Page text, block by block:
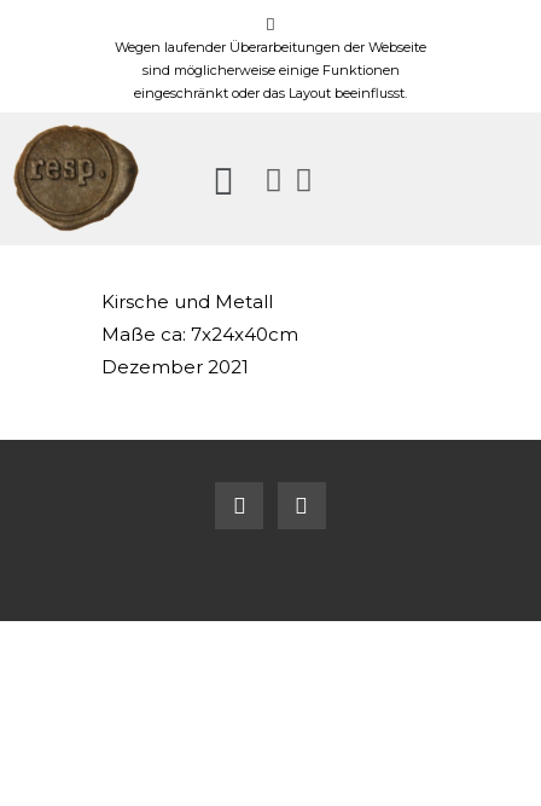
Wegen laufender Überarbeitungen der Webseite
sind möglicherweise einige Funktionen
eingeschränkt oder das Layout beeinflusst.
Kirsche und Metall
Maße ca: 7x24x40cm
Dezember 2021